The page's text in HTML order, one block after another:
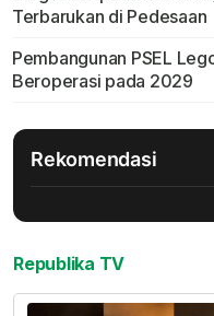
Terbarukan di Pedesaan
Pembangunan PSEL
Beroperasi pada 2029
Rekomendasi
Republika TV